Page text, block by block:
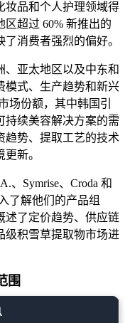
妆品和个人护理领域得
超过 60% 新推出的
消费者强烈的偏好。
、亚太地区以及中东和
模式、生产趋势和新兴
场份额，其中韩国引
持续美容解决方案的需
趋势、提取工艺的技术
新。
、Symrise、Croda 和
了解他们的产品组
述了定价趋势、供应链
级积雪草提取物市场进
围